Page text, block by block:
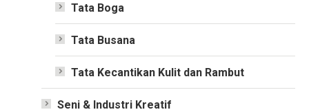
Tata Boga
Tata Busana
Tata Kecantikan Kulit dan Rambut
Seni & Industri Kreatif